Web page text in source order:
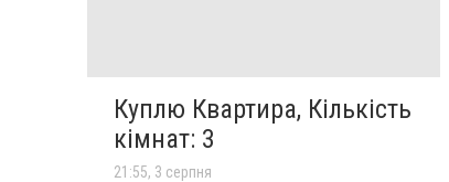
Куплю Квартира, Кількість
кімнат: 3
21:55, 3 серпня